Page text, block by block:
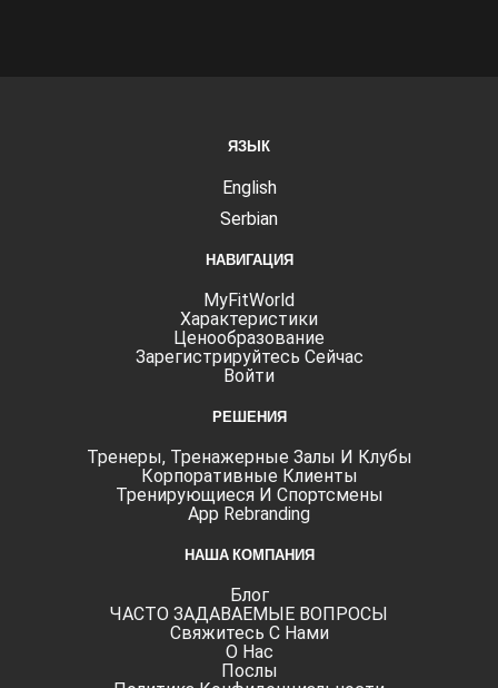
ЯЗЫК
English
Serbian
НАВИГАЦИЯ
MyFitWorld
Характеристики
Ценообразование
Зарегистрируйтесь Сейчас
Войти
РЕШЕНИЯ
Тренеры, Тренажерные Залы И Клубы
Корпоративные Клиенты
Тренирующиеся И Спортсмены
App Rebranding
НАША КОМПАНИЯ
Блог
ЧАСТО ЗАДАВАЕМЫЕ ВОПРОСЫ
Свяжитесь С Нами
О Нас
Послы